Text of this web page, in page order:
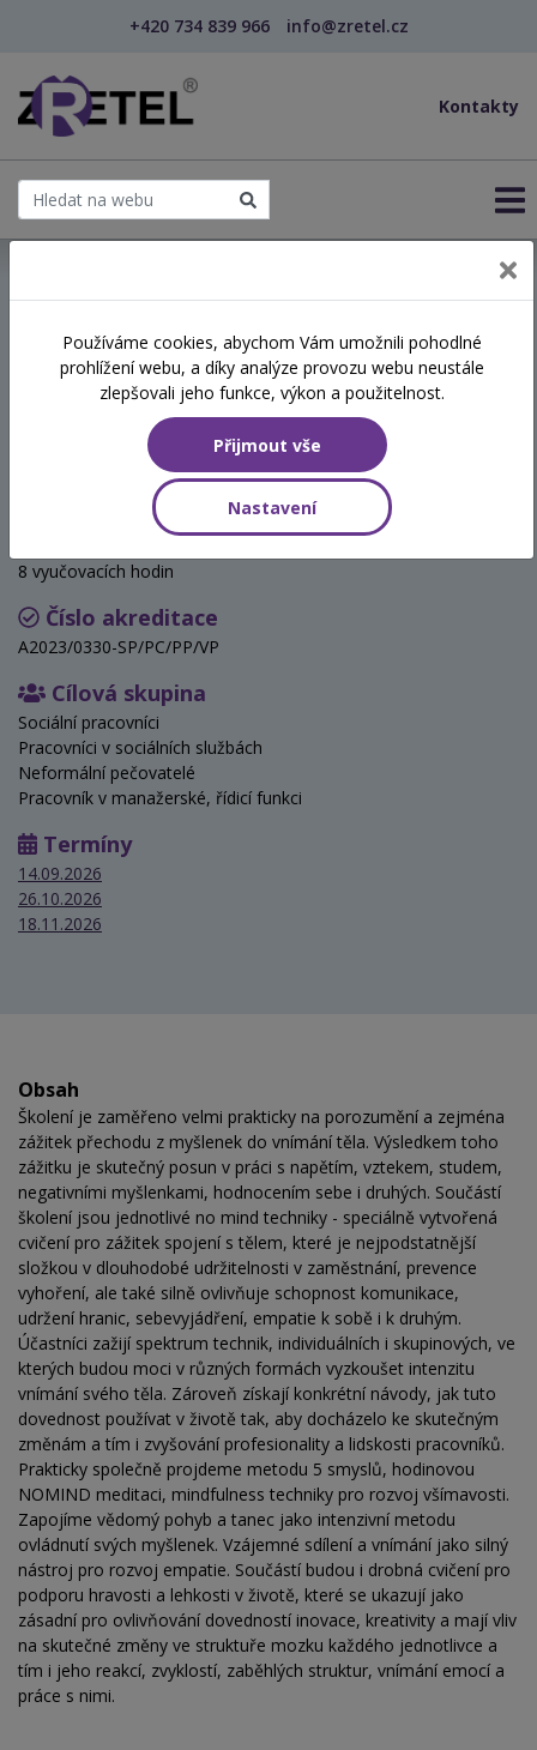
+420 734 839 966 info@zretel.cz
Kontakty
Z hlavy do těla - praktický
hravý workshop pro
skutečnou změnu
Hodinová dotace
8 vyučovacích hodin
Číslo akreditace
A2023/0330-SP/PC/PP/VP
Cílová skupina
Sociální pracovníci
Pracovníci v sociálních službách
Neformální pečovatelé
Pracovník v manažerské, řídicí funkci
Termíny
14.09.2026
26.10.2026
18.11.2026
Obsah
Školení je zaměřeno velmi prakticky na porozumění a zejména
zážitek přechodu z myšlenek do vnímání těla. Výsledkem toho
zážitku je skutečný posun v práci s napětím, vztekem, studem,
negativními myšlenkami, hodnocením sebe i druhých. Součástí
školení jsou jednotlivé no mind techniky - speciálně vytvořená
cvičení pro zážitek spojení s tělem, které je nejpodstatnější
složkou v dlouhodobé udržitelnosti v zaměstnání, prevence
vyhoření, ale také silně ovlivňuje schopnost komunikace,
udržení hranic, sebevyjádření, empatie k sobě i k druhým.
Účastníci zažijí spektrum technik, individuálních i skupinových, ve
kterých budou moci v různých formách vyzkoušet intenzitu
vnímání svého těla. Zároveň získají konkrétní návody, jak tuto
dovednost používat v životě tak, aby docházelo ke skutečným
změnám a tím i zvyšování profesionality a lidskosti pracovníků.
Prakticky společně projdeme metodu 5 smyslů, hodinovou
NOMIND meditaci, mindfulness techniky pro rozvoj všímavosti.
Zapojíme vědomý pohyb a tanec jako intenzivní metodu
ovládnutí svých myšlenek. Vzájemné sdílení a vnímání jako silný
nástroj pro rozvoj empatie. Součástí budou i drobná cvičení pro
podporu hravosti a lehkosti v životě, které se ukazují jako
zásadní pro ovlivňování dovedností inovace, kreativity a mají vliv
na skutečné změny ve struktuře mozku každého jednotlivce a
tím i jeho reakcí, zvyklostí, zaběhlých struktur, vnímání emocí a
práce s nimi.
Používáme cookies, abychom Vám umožnili pohodlné
prohlížení webu, a díky analýze provozu webu neustále
zlepšovali jeho funkce, výkon a použitelnost.
Přijmout vše
Nastavení